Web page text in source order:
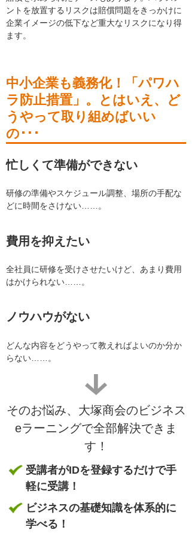
ントを放置するリスクは賠償問題をきっかけに
企業イメージの低下など重大なリスクになり得
ます。
中小企業も義務化！「パワハ
ラ防止措置」。
とはいえ、ど
うやって取り組めばいい
の･･･
忙しくて準備ができない
研修の準備やスケジュール調整、場所の手配な
どに時間をさけない……。
費用を抑えたい
全社員に研修を受けさせたいけど、あまり費用
はかけられない……。
ノウハウがない
どんな内容をどうやって教えればよいのか分か
らない……。
そのお悩み、大塚商会のビジネス
eラーニングで全部解決できま
す！
受講者がIDを登録するだけで手
軽に受講！
ビジネスの基礎知識を体系的に
学べる！